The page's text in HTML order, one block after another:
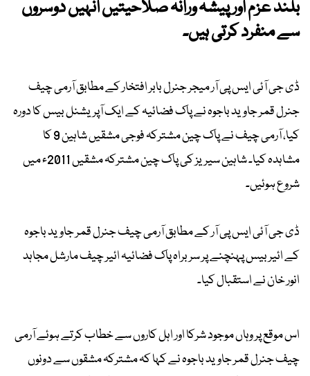
بلند عزم اور پیشہ ورانہ صلاحیتیں انہیں دوسروں
سے منفرد کرتی ہیں۔
ڈی جی آئی ایس پی آر میجر جنرل بابر افتخار کے مطابق آرمی چیف
جنرل قمر جاوید باجوہ نے پاک فضائیہ کے ایک آپریشنل بیس کا دورہ
کیا، آرمی چیف نے پاک چین مشترکہ فوجی مشقیں شاہین 9 کا
مشاہدہ کیا۔ شاہین سیریز کی پاک چین مشترکہ مشقیں 2011ء میں
شروع ہوئیں۔
ڈی جی آئی ایس پی آر کے مطابق آرمی چیف جنرل قمر جاوید باجوہ
کے ائیر بیس پہنچنے پر سربراہ پاک فضائیہ ائیر چیف مارشل مجاہد
انور خان نے استقبال کیا۔
اس موقع پر وہاں موجود شرکا اور اہل کاروں سے خطاب کرتے ہوئے آرمی
چیف جنرل قمر جاوید باجوہ نے کہا کہ مشترکہ مشقوں سے دونوں